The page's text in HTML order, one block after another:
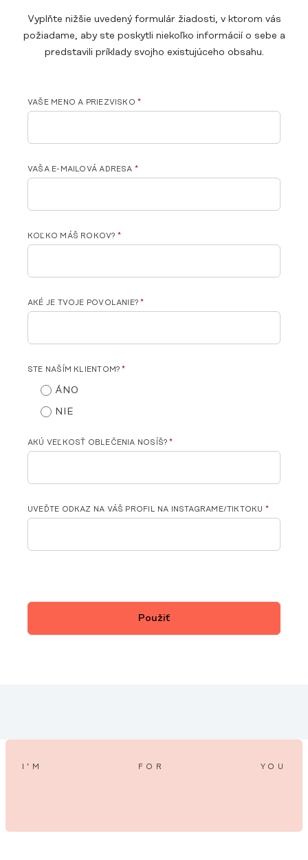
Vyplňte nižšie uvedený formulár žiadosti, v ktorom vás
požiadame, aby ste poskytli niekoľko informácií o sebe a
predstavili príklady svojho existujúceho obsahu.
VAŠE MENO A PRIEZVISKO*
VAŠA E-MAILOVÁ ADRESA *
KOĽKO MÁŠ ROKOV? *
AKÉ JE TVOJE POVOLANIE?*
STE NAŠÍM KLIENTOM?*
ÁNO
NIE
AKÚ VEĽKOSŤ OBLEČENIA NOSÍŠ?*
UVEĎTE ODKAZ NA VÁŠ PROFIL NA INSTAGRAME/TIKTOKU *
I’M FOR YOU